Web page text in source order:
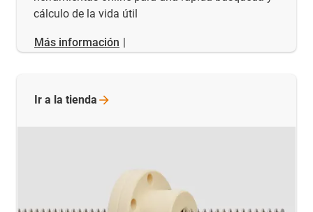
cálculo de la vida útil
Más información |
Ir a la tienda